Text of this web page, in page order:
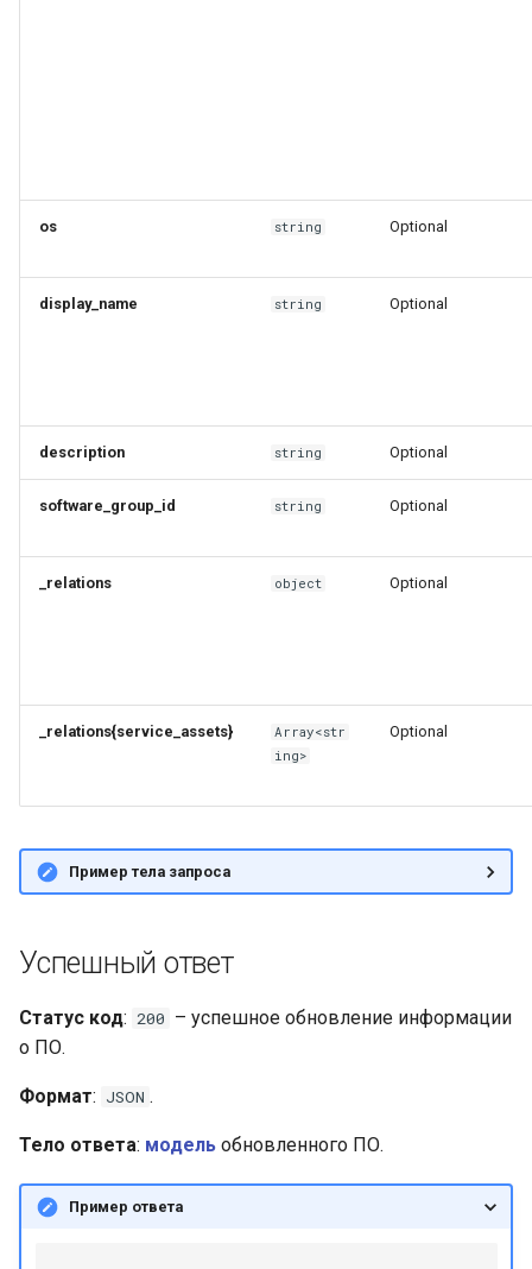
os string Optional
display_name string Optional
description string Optional
software_group_id string Optional
_relations object Optional
_relations{service_assets}
Array<str
ing>
Optional
Пример тела запроса
Успешный ответ
Статус код: 200 – успешное обновление информации
о ПО.
Формат: JSON .
Тело ответа: модель обновленного ПО.
Пример ответа